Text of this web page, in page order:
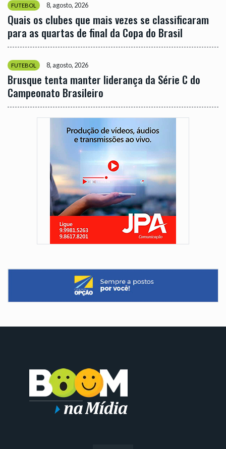
FUTEBOL 8, agosto, 2026
Quais os clubes que mais vezes se classificaram
para as quartas de final da Copa do Brasil
FUTEBOL 8, agosto, 2026
Brusque tenta manter liderança da Série C do
Campeonato Brasileiro